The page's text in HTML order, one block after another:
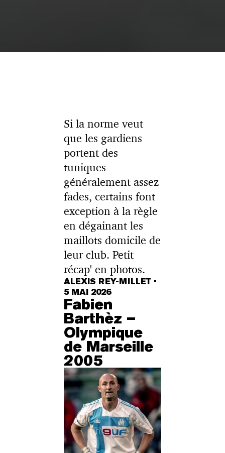
Si la norme veut
que les gardiens
portent des
tuniques
généralement assez
fades, certains font
exception à la règle
en dégainant les
maillots domicile de
leur club. Petit
récap' en photos.
ALEXIS REY-MILLET •
5 MAI 2026
Fabien
Barthèz –
Olympique
de Marseille
2005